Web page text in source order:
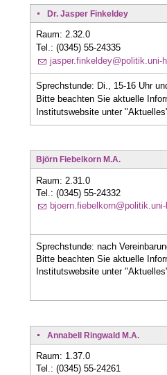
Dr. Jasper Finkeldey
Raum: 2.32.0
Tel.: (0345) 55-24335
jasper.finkeldey@politik.uni-
Sprechstunde: Di., 15-16 Uhr
Bitte beachten Sie aktuelle
Institutswebsite unter
Björn Fiebelkorn M.A.
Raum: 2.31.0
Tel.: (0345) 55-24332
Sprechstunde: nach
Bitte beachten Sie aktuelle
Institutswebsite unter
Annabell Ringwald M.A.
Raum: 1.37.0
Tel.: (0345)55-24261